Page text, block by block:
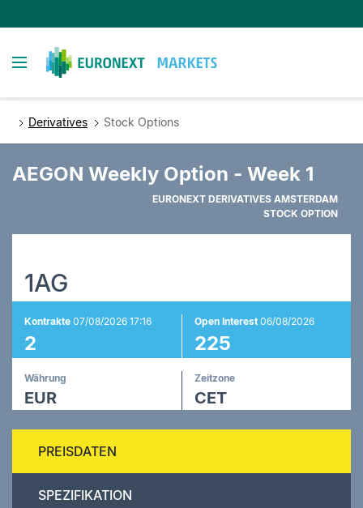
zum
Toggle navigation
Derivatives Stock Options
AEGON Weekly Option - Week 1
EURONEXT DERIVATIVES AMSTERDAM
STOCK OPTION
1AG
Kontrakte 07/08/2026 17:16
2
Open Interest06/08/2026
225
Währung
EUR
Zeitzone
CET
PREISDATEN
SPEZIFIKATION